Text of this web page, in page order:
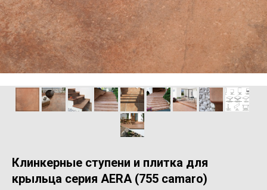
Клинкерные ступени и плитка для
крыльца серия AERA (755 camaro)